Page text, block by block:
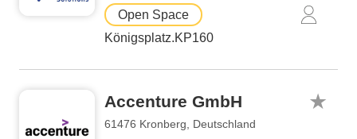
Open Space
Königsplatz.KP160
Accenture GmbH
61476 Kronberg, Deutschland